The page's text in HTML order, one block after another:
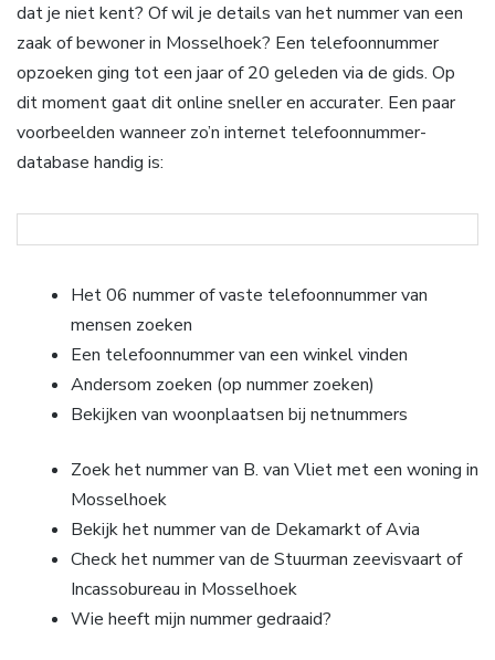
dat je niet kent? Of wil je details van het nummer van een
zaak of bewoner in Mosselhoek? Een telefoonnummer
opzoeken ging tot een jaar of 20 geleden via de gids. Op
dit moment gaat dit online sneller en accurater. Een paar
voorbeelden wanneer zo’n internet telefoonnummer-
database handig is:
Het 06 nummer of vaste telefoonnummer van
mensen zoeken
Een telefoonnummer van een winkel vinden
Andersom zoeken (op nummer zoeken)
Bekijken van woonplaatsen bij netnummers
Zoek het nummer van B. van Vliet met een woning in
Mosselhoek
Bekijk het nummer van de Dekamarkt of Avia
Check het nummer van de Stuurman zeevisvaart of
Incassobureau in Mosselhoek
Wie heeft mijn nummer gedraaid?